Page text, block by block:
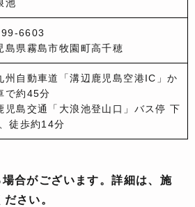
池
6603
島県霧島市牧園町高千穂
州自動車道「溝辺鹿児島空港IC」か
で約45分
児島交通「大浪池登山口」バス停 下
徒歩約14分
合がございます。詳細は、施
さい。